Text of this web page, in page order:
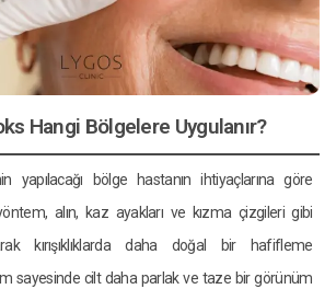
Hangi Bölgelere Uygulanır?
yapılacağı bölge hastanın ihtiyaçlarına göre
alın, kaz ayakları ve kızma çizgileri gibi
kırışıklıklarda daha doğal bir hafifleme
sayesinde cilt daha parlak ve taze bir görünüm